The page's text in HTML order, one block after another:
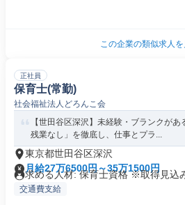
この企業の類似求人を
正社員
保育士(常勤)
社会福祉法人どろんこ会
【世田谷区深沢】未経験・ブランクが
残業なし」を徹底し、仕事とプラ...
東京都世田谷区深沢
月給27万6500円～35万1500円
求める人材: 保育士資格 ※取得見込
交通費支給